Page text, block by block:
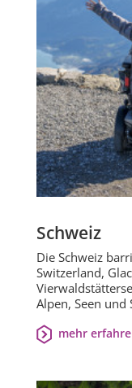
Schweiz
Die Schweiz
Switzerland,
Alpen, Seen und
mehr